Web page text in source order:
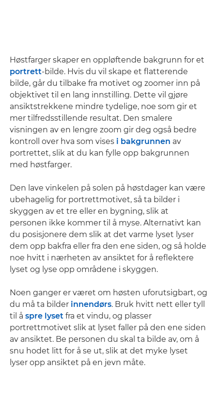
Høstfarger skaper en oppløftende bakgrunn for et
portrett-bilde. Hvis du vil skape et flatterende
bilde, går du tilbake fra motivet og zoomer inn på
objektivet til en lang innstilling. Dette vil gjøre
ansiktstrekkene mindre tydelige, noe som gir et
mer tilfredsstillende resultat. Den smalere
visningen av en lengre zoom gir deg også bedre
kontroll over hva som vises i bakgrunnen av
portrettet, slik at du kan fylle opp bakgrunnen
med høstfarger.
Den lave vinkelen på solen på høstdager kan være
ubehagelig for portrettmotivet, så ta bilder i
skyggen av et tre eller en bygning, slik at
personen ikke kommer til å myse. Alternativt kan
du posisjonere dem slik at det varme lyset lyser
dem opp bakfra eller fra den ene siden, og så holde
noe hvitt i nærheten av ansiktet for å reflektere
lyset og lyse opp områdene i skyggen.
Noen ganger er været om høsten uforutsigbart, og
du må ta bilder innendørs. Bruk hvitt nett eller tyll
til å spre lyset fra et vindu, og plasser
portrettmotivet slik at lyset faller på den ene siden
av ansiktet. Be personen du skal ta bilde av, om å
snu hodet litt for å se ut, slik at det myke lyset
lyser opp ansiktet på en jevn måte.